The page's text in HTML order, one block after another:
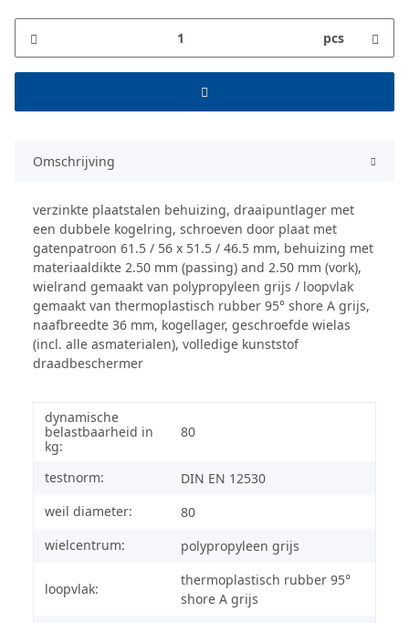
pcs
Omschrijving
verzinkte plaatstalen behuizing, draaipuntlager met
een dubbele kogelring, schroeven door plaat met
gatenpatroon 61.5 / 56 x 51.5 / 46.5 mm, behuizing met
materiaaldikte 2.50 mm (passing) and 2.50 mm (vork),
wielrand gemaakt van polypropyleen grijs / loopvlak
gemaakt van thermoplastisch rubber 95° shore A grijs,
naafbreedte 36 mm, kogellager, geschroefde wielas
(incl. alle asmaterialen), volledige kunststof
draadbeschermer
dynamische
belastbaarheid in
kg:
80
testnorm:
DIN EN 12530
weil diameter:
80
wielcentrum:
polypropyleen grijs
loopvlak:
thermoplastisch rubber 95°
shore A grijs